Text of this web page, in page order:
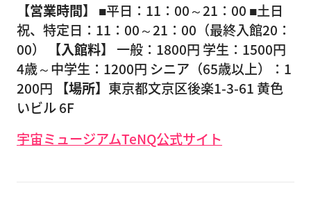
【営業時間】
■平日：11：00～21：00 ■土日
祝、特定日：11：00～21：00（最終入館20：
00）
【入館料】 一般：1800円 学生：1500円
4歳～中学生：1200円 シニア（65歳以上）：1
200円
【場所】 東京都文京区後楽1-3-61 黄色
いビル 6F
宇宙ミュージアムTeNQ公式サイト